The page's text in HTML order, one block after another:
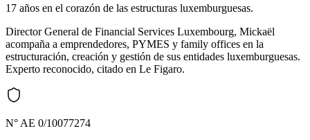
17 años en el corazón de las estructuras luxemburguesas.
Director General de Financial Services Luxembourg, Mickaël
acompaña a emprendedores, PYMES y family offices en la
estructuración, creación y gestión de sus entidades luxemburguesas.
Experto reconocido, citado en Le Figaro.
N° AE 0/10077274